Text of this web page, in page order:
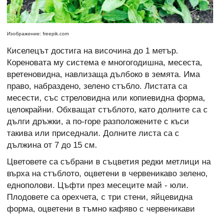
Изображение: freepik.com
Киселецът достига на височина до 1 метър.
Кореновата му система е многогодишна, месеста,
вретеновидна, навлизаща дълбоко в земята. Има
право, набраздено, зелено стъбло. Листата са
месести, със стреловидна или копиевидна форма,
целокрайни. Обхващат стъблото, като долните са с
дълги дръжки, а по-горе разположените с къси
такива или приседнали. Долните листа са с
дължина от 7 до 15 см.
Цветовете са събрани в съцветия редки метлици на
върха на стъблото, оцветени в червеникаво зелено,
еднополови. Цъфти през месеците май - юли.
Плодовете са орехчета, с три стени, яйцевидна
форма, оцветени в тъмно кафяво с червеникави